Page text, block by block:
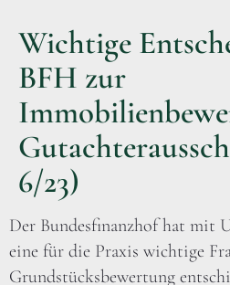
Wichtige
BFH zur
6/23)
Der Bundesfinanzhof hat mit
eine für die Praxis wichtige
Grundstücksbewertung